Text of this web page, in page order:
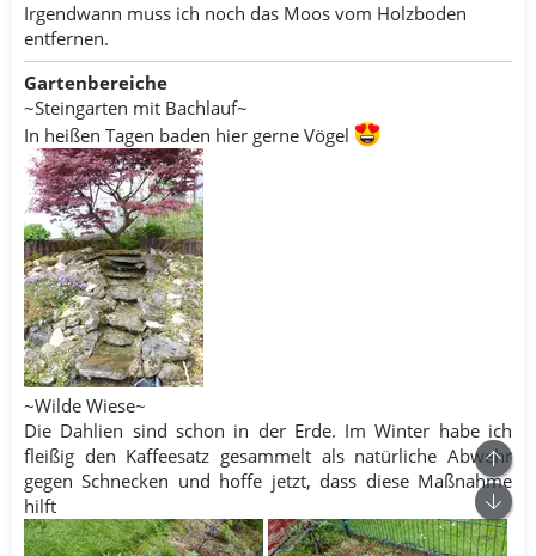
Irgendwann muss ich noch das Moos vom Holzboden
entfernen.
Gartenbereiche
~Steingarten mit Bachlauf~
In heißen Tagen baden hier gerne Vögel
~Wilde Wiese~
Die Dahlien sind schon in der Erde. Im Winter habe ich
fleißig den Kaffeesatz gesammelt als natürliche Abwehr
gegen Schnecken und hoffe jetzt, dass diese Maßnahme
hilft​